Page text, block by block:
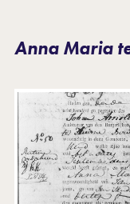
Anna Maria